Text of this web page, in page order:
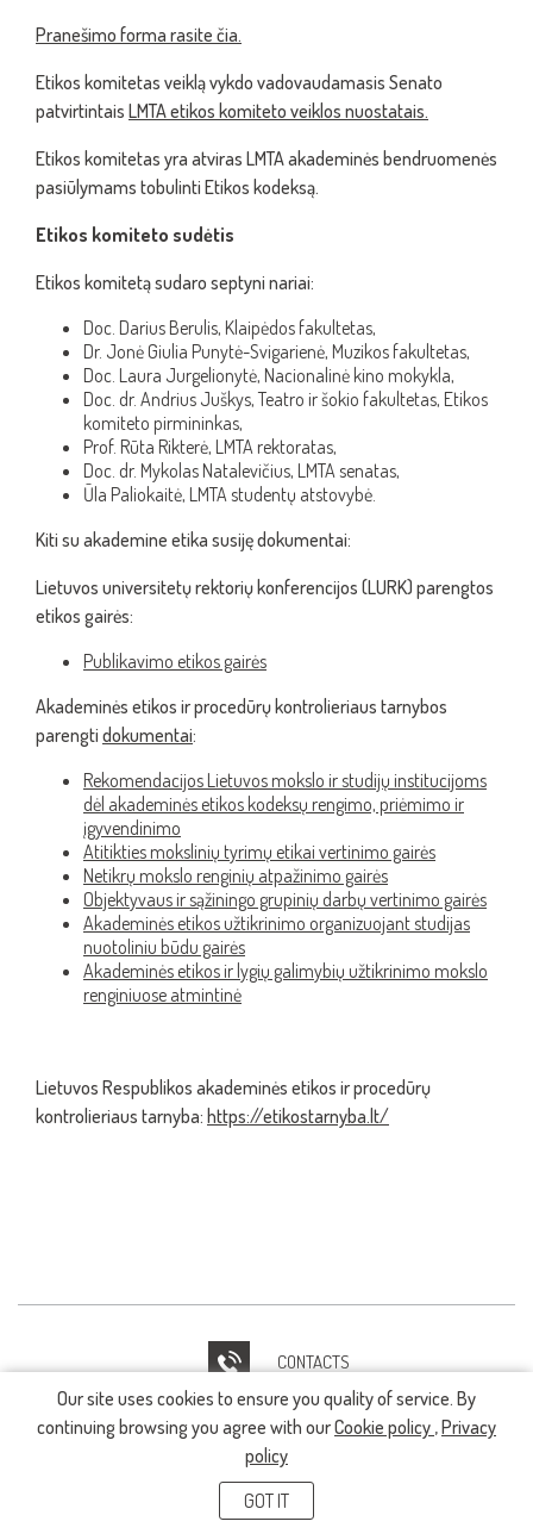
Our site uses cookies to ensure you quality of service. By
continuing browsing you agree with ourCookie policy ,Privacy
policy
GOT IT
Pranešimo forma rasite čia.
Etikos komitetas veiklą vykdo vadovaudamasis Senato
patvirtintais LMTA etikos komiteto veiklos nuostatais.
Etikos komitetas yra atviras LMTA akademinės bendruomenės
pasiūlymams tobulinti Etikos kodeksą.
Etikos komiteto sudėtis
Etikos komitetą sudaro septyni nariai:
Doc. Darius Berulis, Klaipėdos fakultetas,
Dr. Jonė Giulia Punytė-Svigarienė, Muzikos fakultetas,
Doc. Laura Jurgelionytė, Nacionalinė kino mokykla,
Doc. dr. Andrius Juškys, Teatro ir šokio fakultetas, Etikos
komiteto pirmininkas,
Prof. Rūta Rikterė, LMTA rektoratas,
Doc. dr. Mykolas Natalevičius, LMTA senatas,
Ūla Paliokaitė, LMTA studentų atstovybė.
Kiti su akademine etika susiję dokumentai:
Lietuvos universitetų rektorių konferencijos (LURK) parengtos
etikos gairės:
Publikavimo etikos gairės
Akademinės etikos ir procedūrų kontrolieriaus tarnybos
parengti dokumentai:
Rekomendacijos Lietuvos mokslo ir studijų institucijoms
dėl akademinės etikos kodeksų rengimo, priėmimo ir
įgyvendinimo
Atitikties mokslinių tyrimų etikai vertinimo gairės
Netikrų mokslo renginių atpažinimo gairės
Objektyvaus ir sąžiningo grupinių darbų vertinimo gairės
Akademinės etikos užtikrinimo organizuojant studijas
nuotoliniu būdu gairės
Akademinės etikos ir lygių galimybių užtikrinimo mokslo
renginiuose atmintinė
Lietuvos Respublikos akademinės etikos ir procedūrų
kontrolieriaus tarnyba: https://etikostarnyba.lt/
CONTACTS
IT HELPDESK